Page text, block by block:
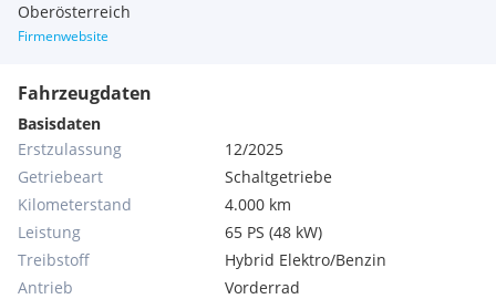
Oberösterreich
Firmenwebsite
Fahrzeugdaten
Basisdaten
Erstzulassung
12/2025
Getriebeart
Schaltgetriebe
Kilometerstand
4.000 km
Leistung
65 PS (48 kW)
Treibstoff
Hybrid Elektro/Benzin
Antrieb
Vorderrad